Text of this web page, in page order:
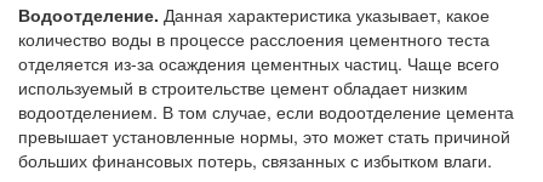
Водоотделение. Данная характеристика указывает, какое
количество воды в процессе расслоения цементного теста
отделяется из-за осаждения цементных частиц. Чаще всего
используемый в строительстве цемент обладает низким
водоотделением. В том случае, если водоотделение цемента
превышает установленные нормы, это может стать причиной
больших финансовых потерь, связанных с избытком влаги.